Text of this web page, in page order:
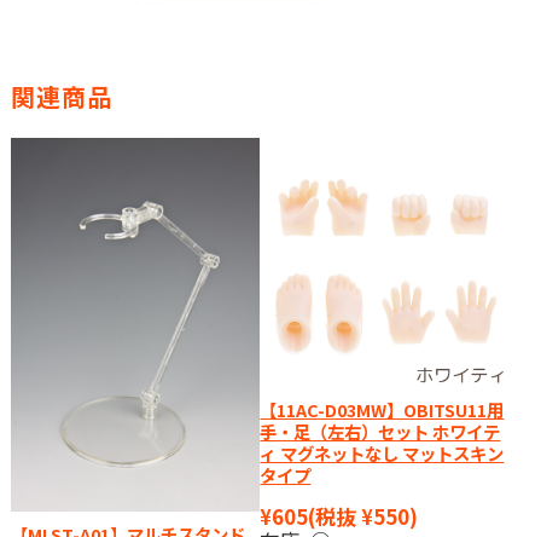
関連商品
【11AC-D03MW】OBITSU11用
手・足（左右）セット ホワイテ
ィ マグネットなし マットスキン
タイプ
¥605(税抜 ¥550)